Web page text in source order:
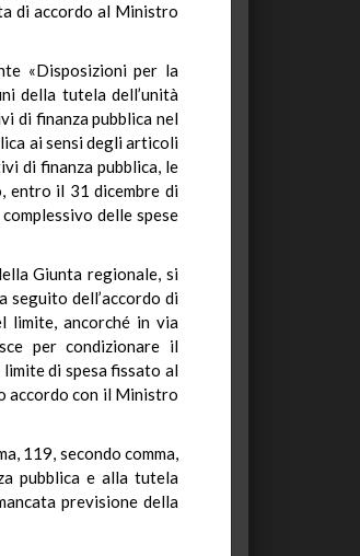
di accordo al Ministro
«Disposizioni per la
della tutela dell’unità
di finanza pubblica nel
ai sensi degli articoli
di finanza pubblica, le
entro il 31 dicembre di
delle spese
Giunta regionale, si
seguito dell’accordo di
limite, ancorché in via
per condizionare il
di spesa fissato al
accordo con il Ministro
119, secondo comma,
pubblica e alla tutela
previsione della